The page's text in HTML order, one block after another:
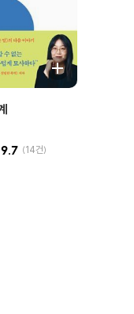
(14건)
9.7